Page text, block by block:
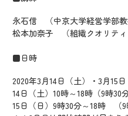
永石信 （中京大学経営学部教
松本加奈子 （組織クオリティ
■日時
2020年3月14日（土）・3月15日
14日（土）10時～18時（9時30
15日（日）9時30分～18時 （9